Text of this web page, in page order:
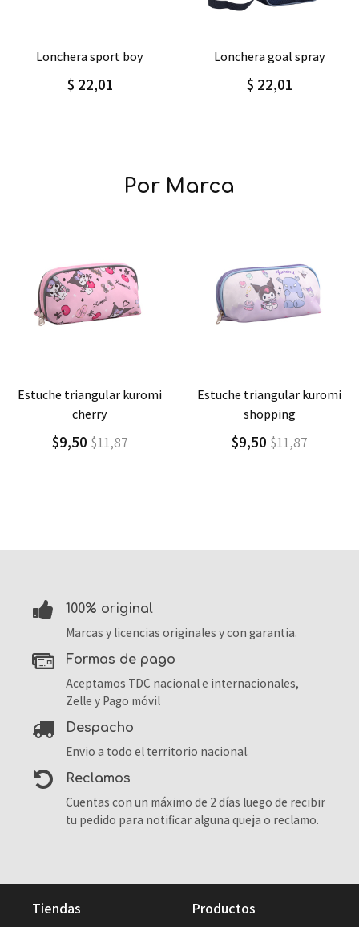
Agregar Detalle
lonchera goal spray
$ 22,01
Agregar
lonchera happy
$16,00
Por Marca
Detalle
Agregar Detalle
estuche triangular kuromi
$9,50
Agregar
estuche triangular kuromi
$9,50
100% original
Marcas y licencias originales y con garantia.
formas de pago
Aceptamos TDC nacional e internacionales,
Zelle y Pago móvil
despacho
Envio a todo el territorio nacional.
reclamos
Cuentas con un máximo de 2 días luego de recibir
tu pedido para notificar alguna queja o reclamo.
tiendas productos